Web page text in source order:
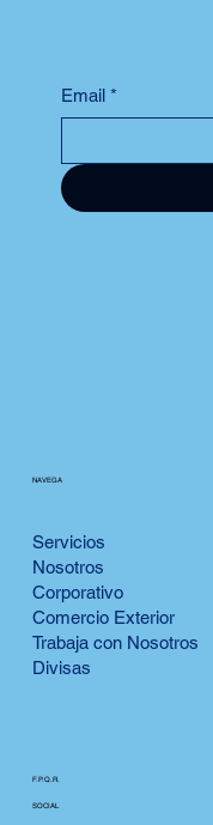
Email *
Servicios
Nosotros
Corporativo
Comercio Exterior
Trabaja con Nosotros
Divisas
NAVEGA
F.P.Q.R.
SOCIAL